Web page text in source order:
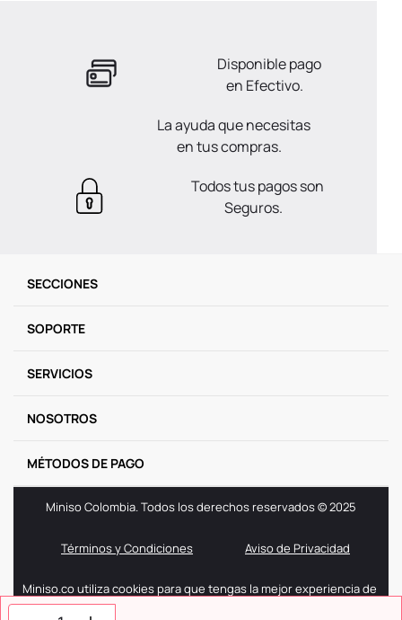
Disponible pago
en Efectivo.
La ayuda que necesitas
en tus compras.
Todos tus pagos son
Seguros.
SECCIONES
SOPORTE
SERVICIOS
NOSOTROS
MÉTODOS DE PAGO
Miniso Colombia. Todos los derechos reservados © 2025
Términos y Condiciones Aviso de Privacidad
Miniso.co utiliza cookies para que tengas la mejor experiencia de
navegación. Si sigues navegando entendemos que aceptas